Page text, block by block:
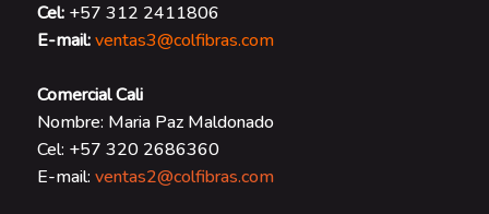
Cel: +57 312 2411806
E-mail:ventas3@colfibras.com
Comercial Cali
Nombre: Maria Paz Maldonado
Cel: +57 320 2686360
E-mail: ventas2@colfibras.com